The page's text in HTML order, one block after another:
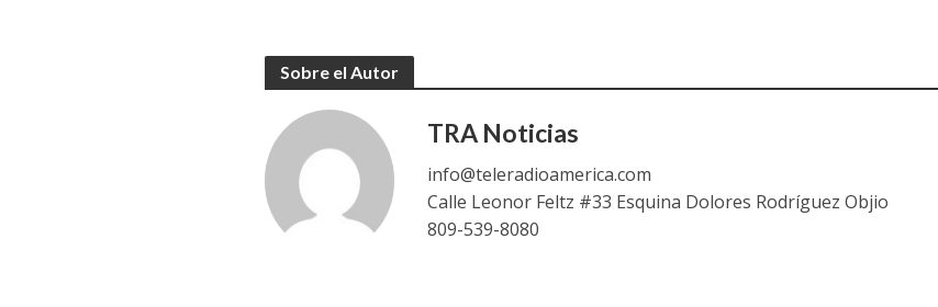
Sobre el Autor
TRA Noticias
info@teleradioamerica.com
Calle Leonor Feltz #33 Esquina Dolores Rodríguez Objio
809-539-8080